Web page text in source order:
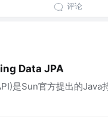
评论
Data JPA
是Sun官方提出的Java